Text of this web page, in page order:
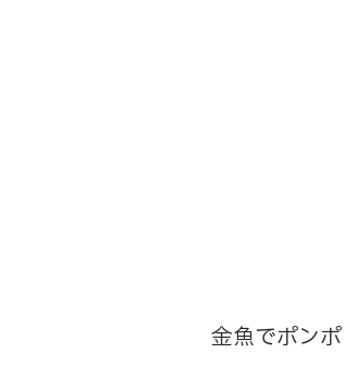
金魚でポン